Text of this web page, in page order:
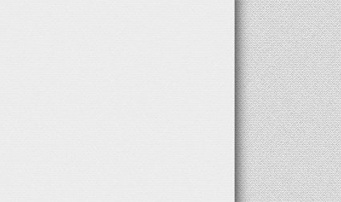
dovana – laikraštis!